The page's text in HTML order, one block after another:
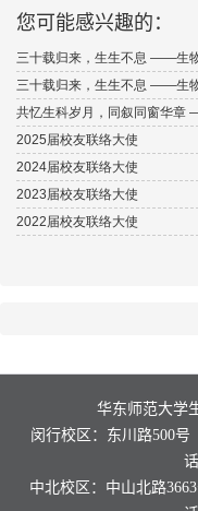
您可能感兴趣的：
华东师范大学
闵行校区：东川路500
中北校区：中山北路